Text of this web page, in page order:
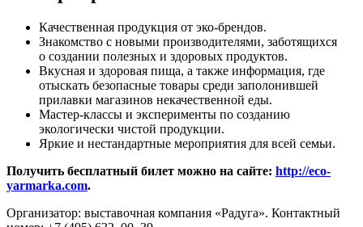
Качественная продукция от эко-брендов.
Знакомство с новыми производителями, заботящихся
о создании полезных и здоровых продуктов.
Вкусная и здоровая пища, а также информация, где
отыскать безопасные товары среди заполонившей
прилавки магазинов некачественной еды.
Мастер-классы и эксперименты по созданию
экологически чистой продукции.
Яркие и нестандартные мероприятия для всей семьи.
Получить бесплатный билет можно на сайте: http://eco-
yarmarka.com.
Организатор: выставочная компания «Радуга». Контактный